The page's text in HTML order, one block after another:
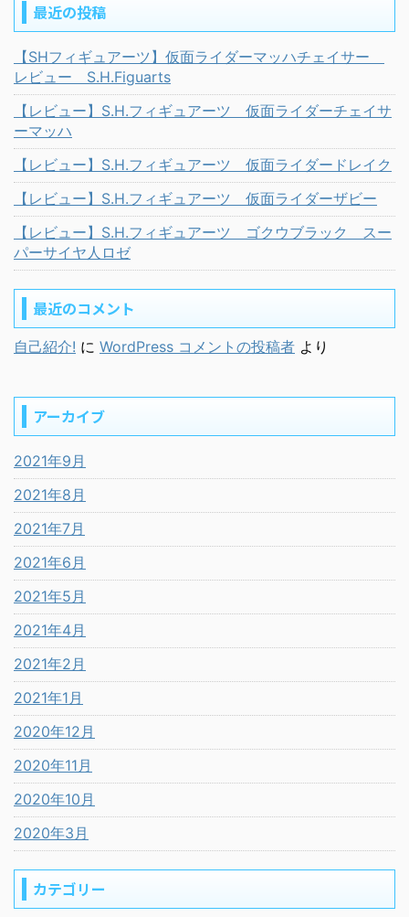
最近の投稿
【SHフィギュアーツ】仮面ライダーマッハチェイサー
レビュー S.H.Figuarts
【レビュー】S.H.フィギュアーツ 仮面ライダーチェイサ
ーマッハ
【レビュー】S.H.フィギュアーツ 仮面ライダードレイク
【レビュー】S.H.フィギュアーツ 仮面ライダーザビー
【レビュー】S.H.フィギュアーツ ゴクウブラック スー
パーサイヤ人ロゼ
最近のコメント
自己紹介! に WordPress コメントの投稿者 より
アーカイブ
2021年9月
2021年8月
2021年7月
2021年6月
2021年5月
2021年4月
2021年2月
2021年1月
2020年12月
2020年11月
2020年10月
2020年3月
カテゴリー